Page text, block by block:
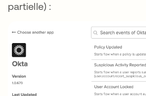
partielle) :